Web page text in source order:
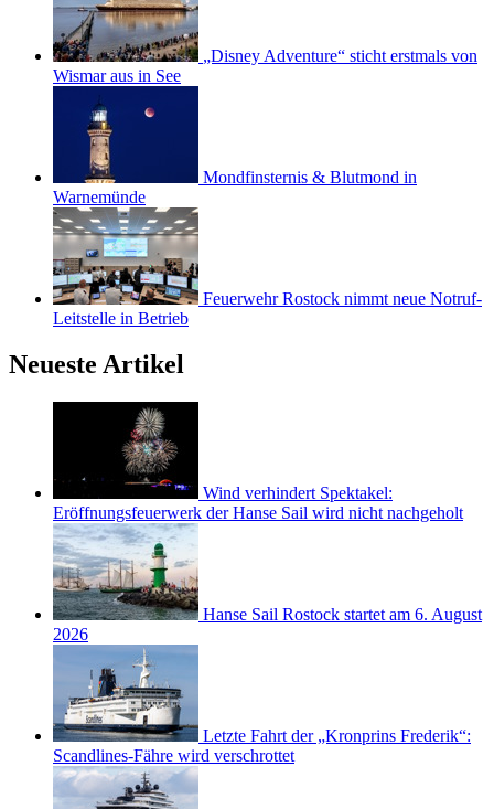
„Disney Adventure“ sticht erstmals von
Wismar aus in See
Mondfinsternis & Blutmond in
Warnemünde
Feuerwehr Rostock nimmt neue Notruf-
Leitstelle in Betrieb
Neueste Artikel
Wind verhindert Spektakel:
Eröffnungsfeuerwerk der Hanse Sail wird nicht nachgeholt
Hanse Sail Rostock startet am 6. August
2026
Letzte Fahrt der „Kronprins Frederik“:
Scandlines-Fähre wird verschrottet